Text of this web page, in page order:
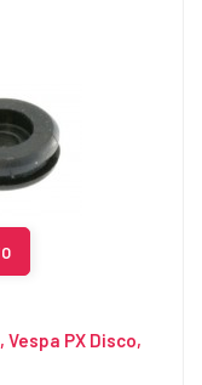
PX Disco,